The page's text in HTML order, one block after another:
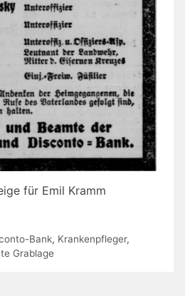
für Emil Kramm
Bank, Krankenpfleger,
Grablage